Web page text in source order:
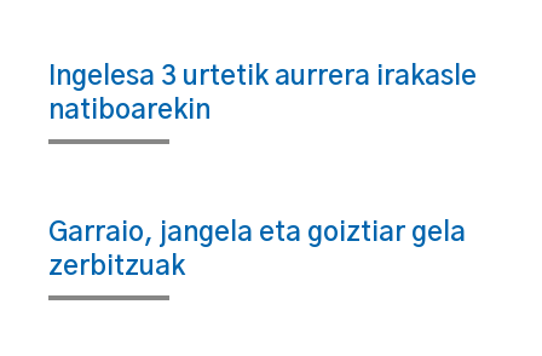
Ingelesa 3 urtetik aurrera irakasle
natiboarekin
Garraio, jangela eta goiztiar gela
zerbitzuak